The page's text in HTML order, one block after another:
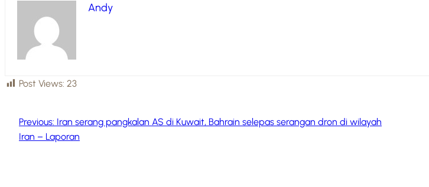
Andy
Post Views: 23
Previous: Iran serang pangkalan AS di Kuwait, Bahrain selepas serangan dron di wilayah
Iran – Laporan